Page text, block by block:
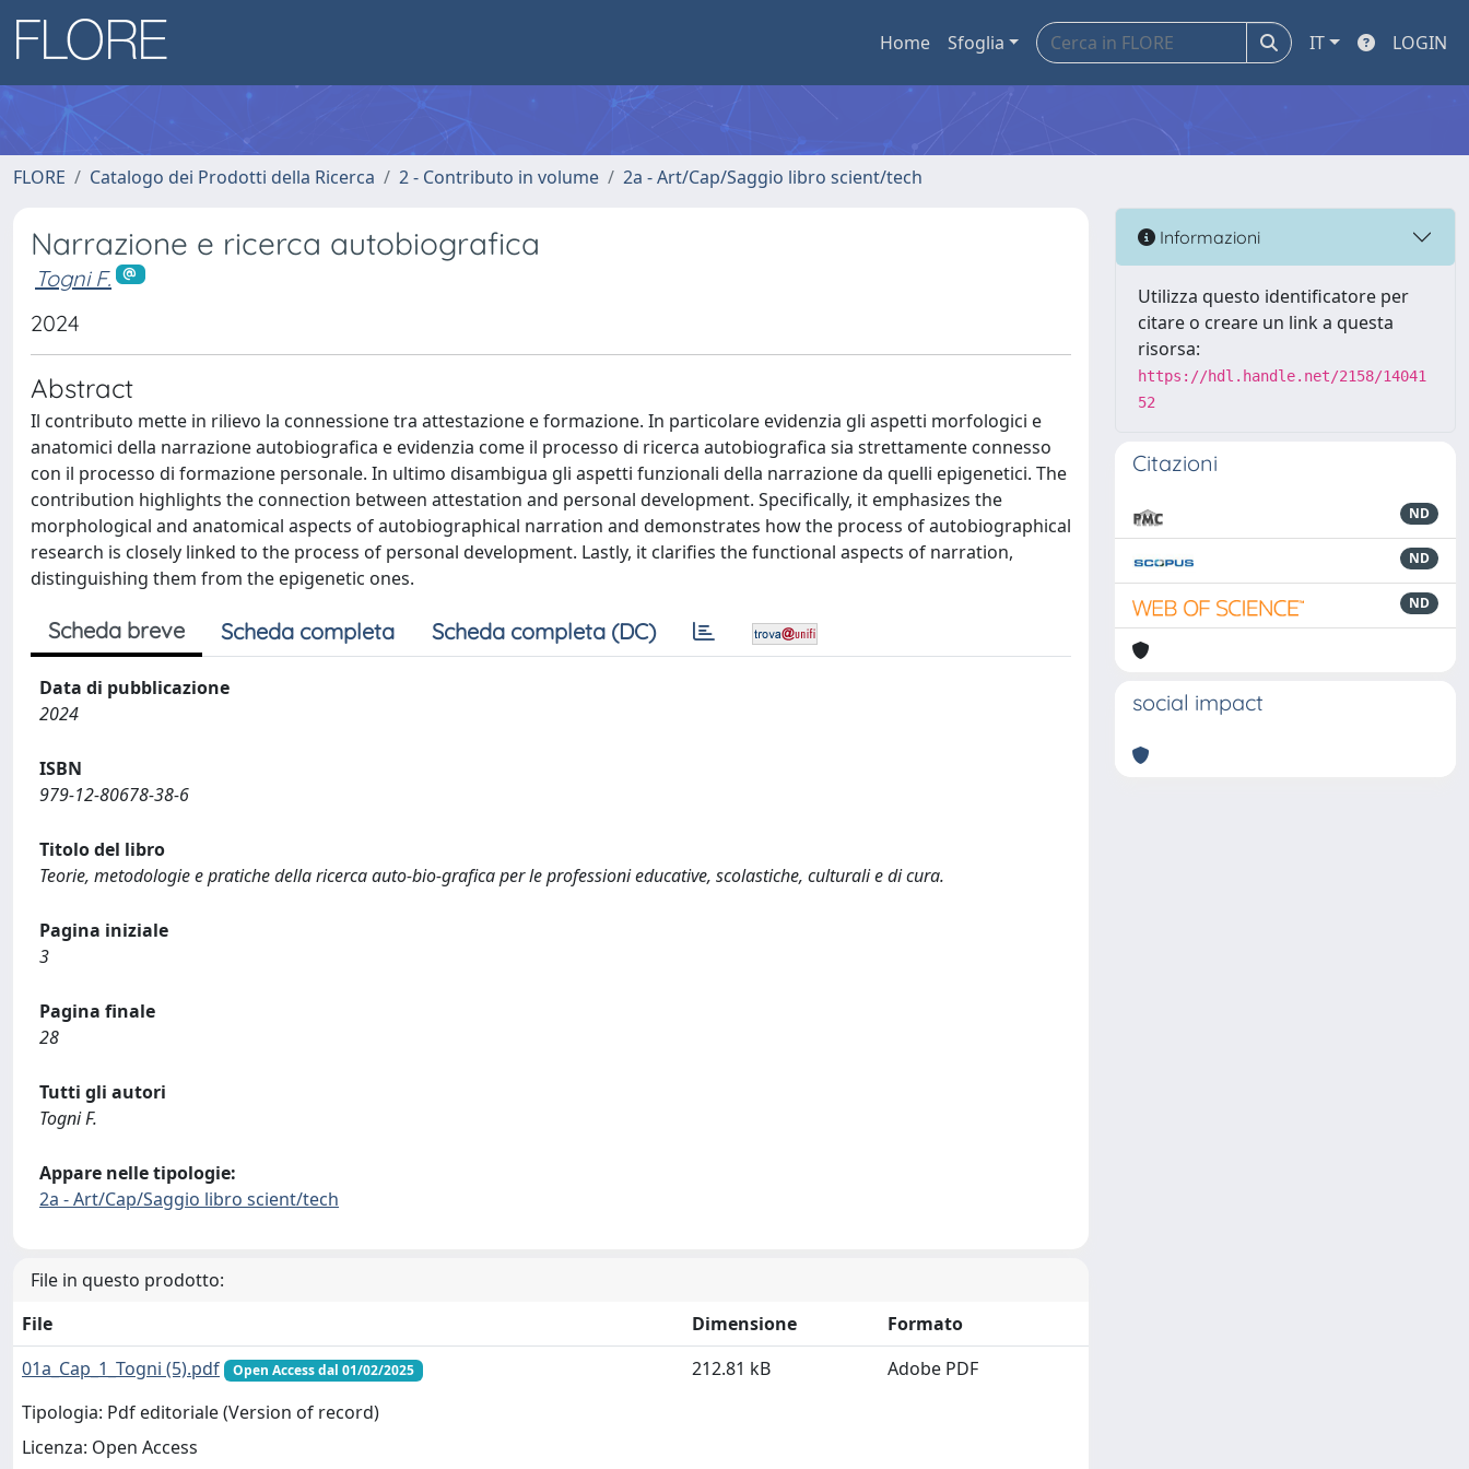
Home Sfoglia IT LOGIN
FLORE Catalogo dei Prodotti della Ricerca 2 - Contributo in volume 2a - Art/Cap/Saggio libro scient/tech
Narrazione e ricerca autobiografica
Togni F.
2024
Abstract
Il contributo mette in rilievo la connessione tra attestazione e formazione. In particolare evidenzia gli aspetti morfologici e
anatomici della narrazione autobiografica e evidenzia come il processo di ricerca autobiografica sia strettamente connesso
con il processo di formazione personale. In ultimo disambigua gli aspetti funzionali della narrazione da quelli epigenetici. The
contribution highlights the connection between attestation and personal development. Specifically, it emphasizes the
morphological and anatomical aspects of autobiographical narration and demonstrates how the process of autobiographical
research is closely linked to the process of personal development. Lastly, it clarifies the functional aspects of narration,
distinguishing them from the epigenetic ones.
Scheda breve Scheda completa Scheda completa (DC)
Data di pubblicazione
2024
ISBN
979-12-80678-38-6
Titolo del libro
Teorie, metodologie e pratiche della ricerca auto-bio-grafica per le professioni educative, scolastiche, culturali e di cura.
Pagina iniziale
3
Pagina finale
28
Tutti gli autori
Togni F.
Appare nelle tipologie:
2a - Art/Cap/Saggio libro scient/tech
File in questo prodotto:
File
Dimensione
Formato
01a_Cap_1_Togni (5).pdf
Open Access dal 01/02/2025
Tipologia: Pdf editoriale (Version of record)
Licenza: Open Access
212.81 kB Adobe PDF
Informazioni
Utilizza questo identificatore per
citare o creare un link a questa
risorsa:
https://hdl.handle.net/2158/14041
52
Citazioni
ND
ND
ND
social impact